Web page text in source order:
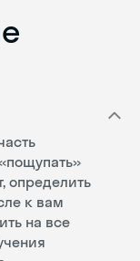
определить
к вам
на все